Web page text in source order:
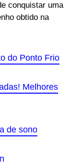
conquistar uma
obtido na
do Ponto Frio
Melhores
de sono